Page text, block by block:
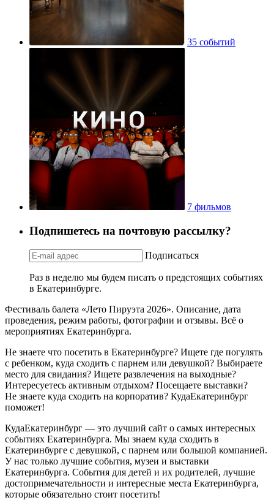
35 событий
7 фильмов
Подпишетесь на почтовую рассылку?
Подписаться
Раз в неделю мы будем писать о предстоящих событиях
в Екатеринбурге.
Фестиваль балета «Лето Пируэта 2026». Описание, дата
проведения, режим работы, фотографии и отзывы. Всё о
мероприятиях Екатеринбурга.
Не знаете что посетить в Екатеринбурге? Ищете где погулять
с ребенком, куда сходить с парнем или девушкой? Выбираете
место для свидания? Ищете развлечения на выходные?
Интересуетесь активным отдыхом? Посещаете выставки?
Не знаете куда сходить на корпоратив? КудаЕкатеринбург
поможет!
КудаЕкатеринбург — это лучший сайт о самых интересных
событиях Екатеринбурга. Мы знаем куда сходить в
Екатеринбурге с девушкой, с парнем или большой компанией.
У нас только лучшие события, музеи и выставки
Екатеринбурга. События для детей и их родителей, лучшие
достопримечательности и интересные места Екатеринбурга,
которые обязательно стоит посетить!